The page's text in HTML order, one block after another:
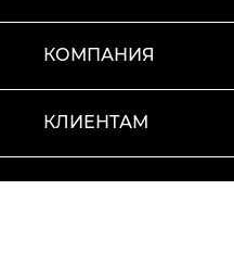
КОМПАНИЯ
КЛИЕНТАМ